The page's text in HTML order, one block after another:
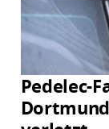
Pedelec-